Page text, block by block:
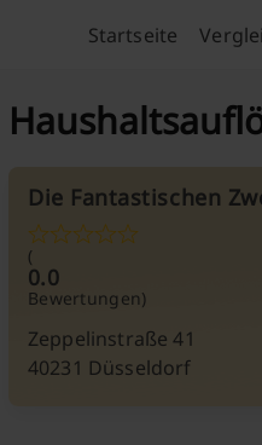
Startseite
Die Fantastischen
(
0.0
Bewertungen)
Zeppelinstraße 41
40231 Düsseldorf